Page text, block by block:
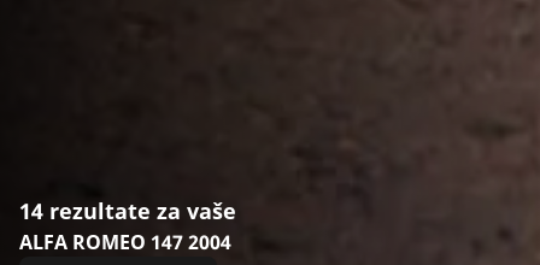
14 rezultate za vaše
ALFA ROMEO 147 2004